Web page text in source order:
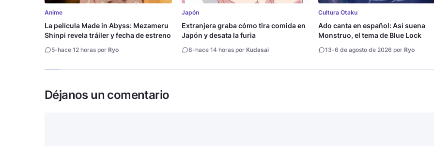
Anime
La película Made in Abyss: Mezameru
Shinpi revela tráiler y fecha de estreno
5-hace 12 horas por Ryo
Japón
Extranjera graba cómo tira comida en
Japón y desata la furia
8-hace 14 horas por Kudasai
Cultura Otaku
Ado canta en español: Así suena
Monstruo, el tema de Blue Lock
13-6 de agosto de 2026 por Ryo
Déjanos un comentario